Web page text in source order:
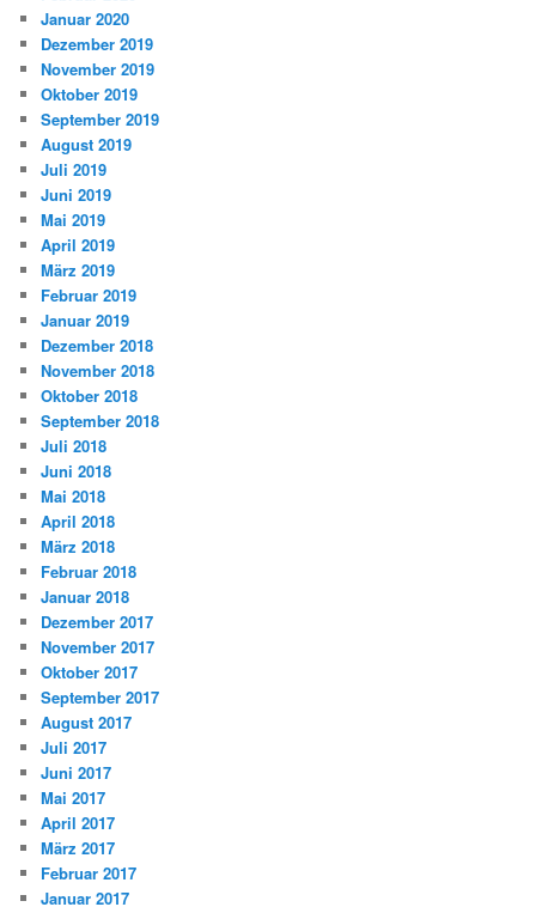
Januar 2020
Dezember 2019
November 2019
Oktober 2019
September 2019
August 2019
Juli 2019
Juni 2019
Mai 2019
April 2019
März 2019
Februar 2019
Januar 2019
Dezember 2018
November 2018
Oktober 2018
September 2018
Juli 2018
Juni 2018
Mai 2018
April 2018
März 2018
Februar 2018
Januar 2018
Dezember 2017
November 2017
Oktober 2017
September 2017
August 2017
Juli 2017
Juni 2017
Mai 2017
April 2017
März 2017
Februar 2017
Januar 2017